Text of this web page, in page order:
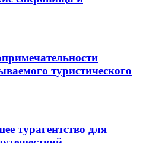
туристического
турагентство для